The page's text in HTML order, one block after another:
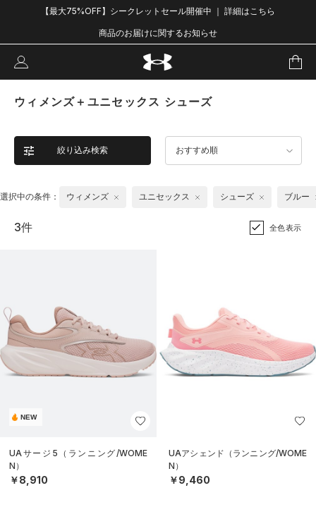
【最大75%OFF】シークレットセール開催中 ｜ 詳細はこちら
商品のお届けに関するお知らせ
ウィメンズ＋ユニセックス シューズ
絞り込み検索 おすすめ順
選択中の条件： ウィメンズ ユニセックス シューズ ブルー
3件 全色表示
NEW
UAサージ5（ランニング/WOME
N）
￥8,910
UAアシェンド（ランニング/WOME
N）
￥9,460